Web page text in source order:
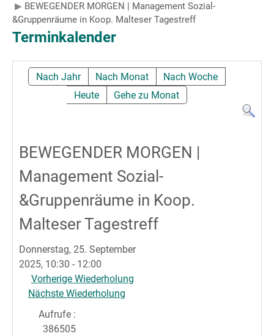
Sozial- und Gruppenräume
BEWEGENDER MORGEN | Management Sozial-
&Gruppenräume in Koop. Malteser Tagestreff
Terminkalender
Nach Jahr Nach Monat
Nach Woche
Heute
Gehe zu Monat
BEWEGENDER MORGEN |
Management Sozial-
&Gruppenräume in Koop.
Malteser Tagestreff
Donnerstag, 25. September
2025, 10:30 - 12:00
Vorherige Wiederholung
Nächste Wiederholung
Aufrufe:
386505